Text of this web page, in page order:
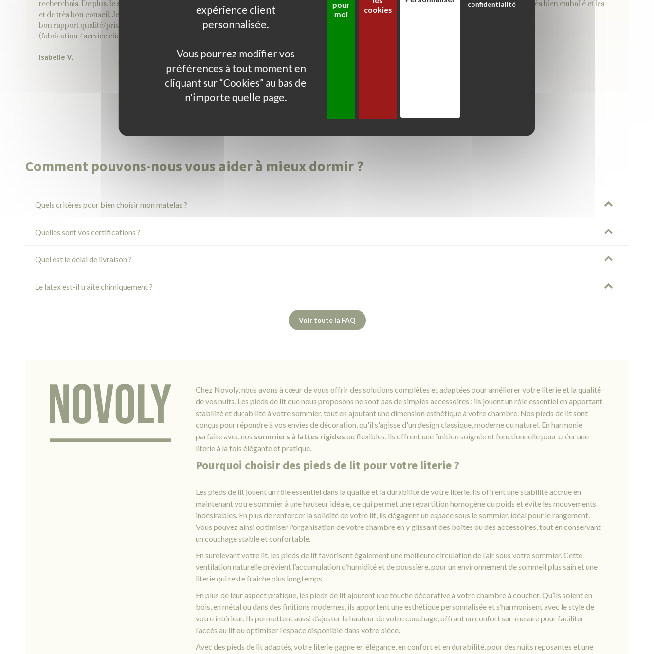
recherchais. De plus, le service client a été à mon écoute
et de très bon conseil. Je recommande ce site pour son
bon rapport qualité/prix et le Made in France
(fabrication / service client).
Isabelle V.
pour son sérieux.
Jean N.
adapté à son âge. Le colis était très bien emballé et les
Comment pouvons-nous vous aider à mieux dormir ?
Quels critères pour bien choisir mon matelas ?
Quelles sont vos certifications ?
Quel est le délai de livraison ?
Le latex est-il traité chimiquement ?
Voir toute la FAQ
Chez Novoly, nous avons à cœur de vous offrir des solutions complètes et adaptées pour améliorer votre literie et la qualité
de vos nuits. Les pieds de lit que nous proposons ne sont pas de simples accessoires : ils jouent un rôle essentiel en apportant
stabilité et durabilité à votre sommier, tout en ajoutant une dimension esthétique à votre chambre. Nos pieds de lit sont
conçus pour répondre à vos envies de décoration, qu'il s'agisse d'un design classique, moderne ou naturel. En harmonie
parfaite avec nos sommiers à lattes rigides ou flexibles, ils offrent une finition soignée et fonctionnelle pour créer une
literie à la fois élégante et pratique.
Pourquoi choisir des pieds de lit pour votre literie ?
Les pieds de lit jouent un rôle essentiel dans la qualité et la durabilité de votre literie. Ils offrent une stabilité accrue en
maintenant votre sommier à une hauteur idéale, ce qui permet une répartition homogène du poids et évite les mouvements
indésirables. En plus de renforcer la solidité de votre lit, ils dégagent un espace sous le sommier, idéal pour le rangement.
Vous pouvez ainsi optimiser l'organisation de votre chambre en y glissant des boîtes ou des accessoires, tout en conservant
un couchage stable et confortable.
En surélevant votre lit, les pieds de lit favorisent également une meilleure circulation de l’air sous votre sommier. Cette
ventilation naturelle prévient l’accumulation d’humidité et de poussière, pour un environnement de sommeil plus sain et une
literie qui reste fraîche plus longtemps.
En plus de leur aspect pratique, les pieds de lit ajoutent une touche décorative à votre chambre à coucher. Qu’ils soient en
bois, en métal ou dans des finitions modernes, ils apportent une esthétique personnalisée et s’harmonisent avec le style de
votre intérieur. Ils permettent aussi d’ajuster la hauteur de votre couchage, offrant un confort sur-mesure pour faciliter
l’accès au lit ou optimiser l’espace disponible dans votre pièce.
Avec des pieds de lit adaptés, votre literie gagne en élégance, en confort et en durabilité, pour des nuits reposantes et une
expérience client
personnalisée.
Vous pourrez modifier vos
préférences à tout moment en
cliquant sur “Cookies” au bas de
n'importe quelle page.
pour
moi
cookies
confidentialité